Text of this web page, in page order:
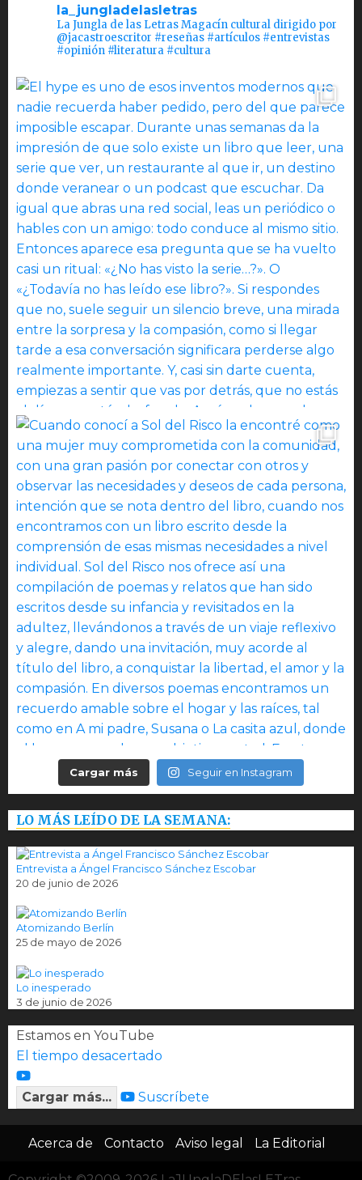
la_jungladelasletras
La Jungla de las Letras Magacín cultural dirigido por
@jacastroescritor #reseñas #artículos #entrevistas
#opinión #literatura #cultura
Cargar más Seguir en Instagram
LO MÁS LEÍDO DE LA SEMANA:
Entrevista a Ángel Francisco Sánchez Escobar
20 de junio de 2026
Atomizando Berlín
25 de mayo de 2026
Lo inesperado
3 de junio de 2026
Estamos en YouTube
El tiempo desacertado
Cargar más... Suscríbete
Acerca de Contacto Aviso legal La Editorial